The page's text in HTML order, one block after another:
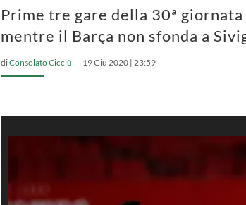
Prime tre gare della 30ª
mentre il Barça non sfonda a
diConsolato Cicciù 19 Giu 2020 | 23:59